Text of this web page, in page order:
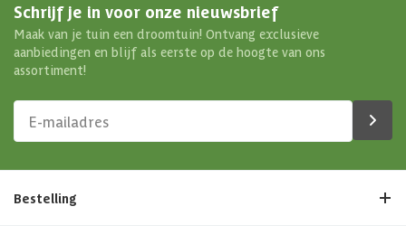
Schrijf je in voor onze nieuwsbrief
Maak van je tuin een droomtuin! Ontvang exclusieve
aanbiedingen en blijf als eerste op de hoogte van ons
assortiment!
Bestelling